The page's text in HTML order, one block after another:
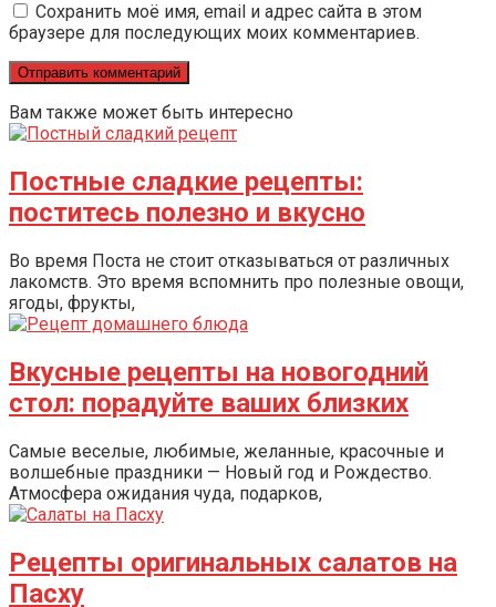
Сохранить моё имя, email и адрес сайта в этом
браузере для последующих моих комментариев.
Вам также может быть интересно
Постные сладкие рецепты:
поститесь полезно и вкусно
Во время Поста не стоит отказываться от различных
лакомств. Это время вспомнить про полезные овощи,
ягоды, фрукты,
Вкусные рецепты на новогодний
стол: порадуйте ваших близких
Самые веселые, любимые, желанные, красочные и
волшебные праздники — Новый год и Рождество.
Атмосфера ожидания чуда, подарков,
Рецепты оригинальных салатов на
Пасху